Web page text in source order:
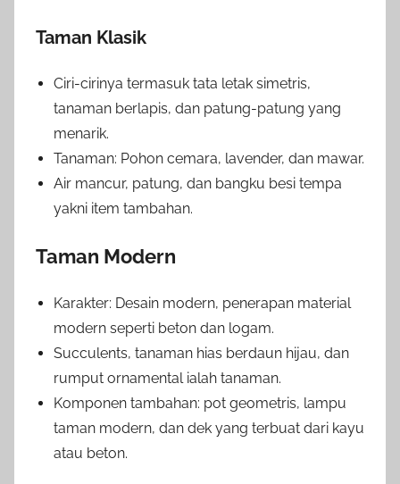
Taman Klasik
Ciri-cirinya termasuk tata letak simetris,
tanaman berlapis, dan patung-patung yang
menarik.
Tanaman: Pohon cemara, lavender, dan mawar.
Air mancur, patung, dan bangku besi tempa
yakni item tambahan.
Taman Modern
Karakter: Desain modern, penerapan material
modern seperti beton dan logam.
Succulents, tanaman hias berdaun hijau, dan
rumput ornamental ialah tanaman.
Komponen tambahan: pot geometris, lampu
taman modern, dan dek yang terbuat dari kayu
atau beton.